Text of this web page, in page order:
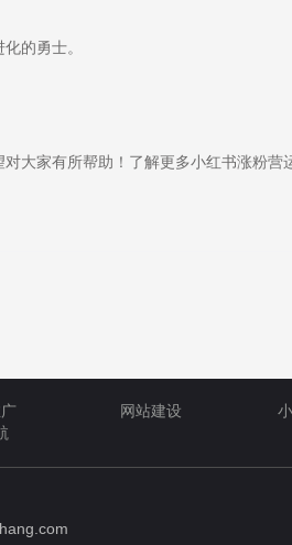
的勇士。
大家有所帮助！了解更多小红书涨粉营
网站建设